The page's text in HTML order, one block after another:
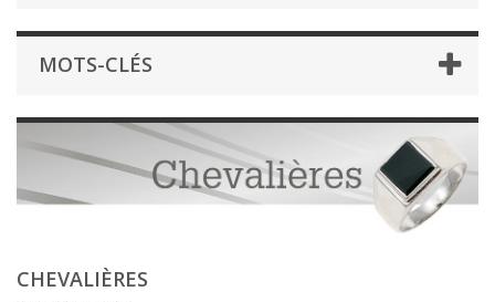
MOTS-CLÉS
CHEVALIÈRES